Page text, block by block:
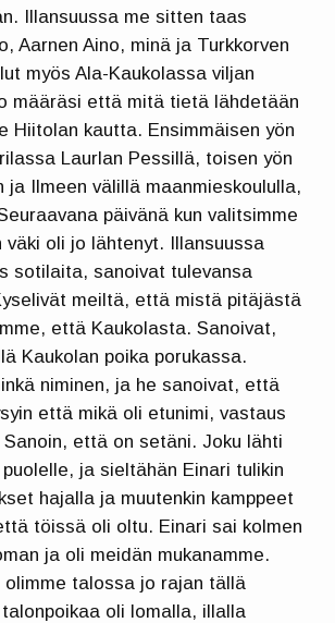
Illansuussa me sitten taas
Aarnen Aino, minä ja Turkkorven
myös Ala-Kaukolassa viljan
määräsi että mitä tietä lähdetään
Hiitolan kautta. Ensimmäisen yön
Laurlan Pessillä, toisen yön
ja Ilmeen välillä maanmieskoululla,
päivänä kun valitsimme
väki oli jo lähtenyt. Illansuussa
sotilaita, sanoivat tulevansa
meiltä, että mistä pitäjästä
että Kaukolasta. Sanoivat,
Kaukolan poika porukassa.
niminen, ja he sanoivat, että
että mikä oli etunimi, vastaus
että on setäni. Joku lähti
ja sieltähän Einari tulikin
hajalla ja muutenkin kamppeet
töissä oli oltu. Einari sai kolmen
ja oli meidän mukanamme.
olimme talossa jo rajan tällä
oli lomalla, illalla